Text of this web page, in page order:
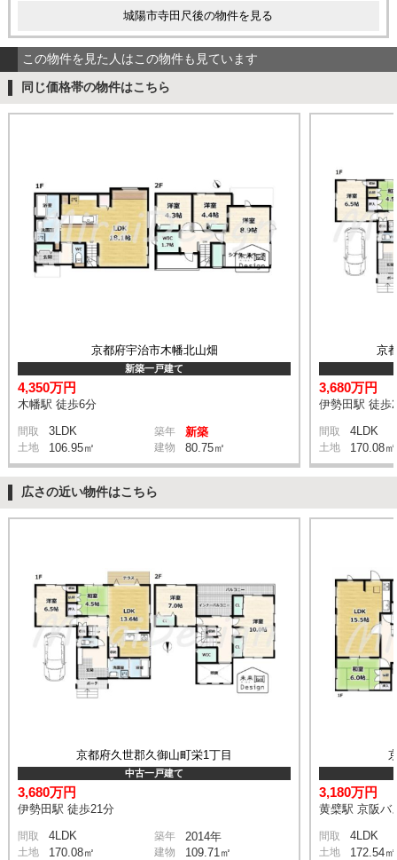
城陽市寺田尺後の物件を見る
この物件を見た人はこの物件も見ています
同じ価格帯の物件はこちら
京都府宇治市木幡北山畑
新築一戸建て
4,350万円
木幡駅 徒歩6分
間取 3LDK 築年 新築
土地 106.95㎡ 建物 80.75㎡
京
3,680万円
伊勢田駅 徒歩
間取 4LDK
土地 170.08㎡
広さの近い物件はこちら
京都府久世郡久御山町栄1丁目
中古一戸建て
3,680万円
伊勢田駅 徒歩21分
間取 4LDK 築年 2014年
土地 170.08㎡ 建物 109.71㎡
3,180万円
黄檗駅 京阪バ
間取 4LDK
土地 172.54㎡